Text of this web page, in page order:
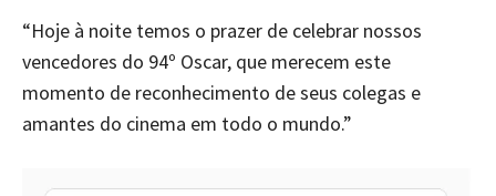
“Hoje à noite temos o prazer de celebrar nossos
vencedores do 94º Oscar, que merecem este
momento de reconhecimento de seus colegas e
amantes do cinema em todo o mundo.”